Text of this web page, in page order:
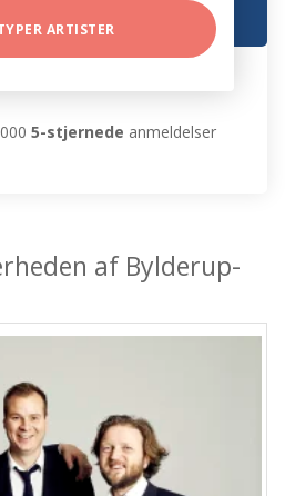
ARTISTER
5-stjernede anmeldelser
af Bylderup-